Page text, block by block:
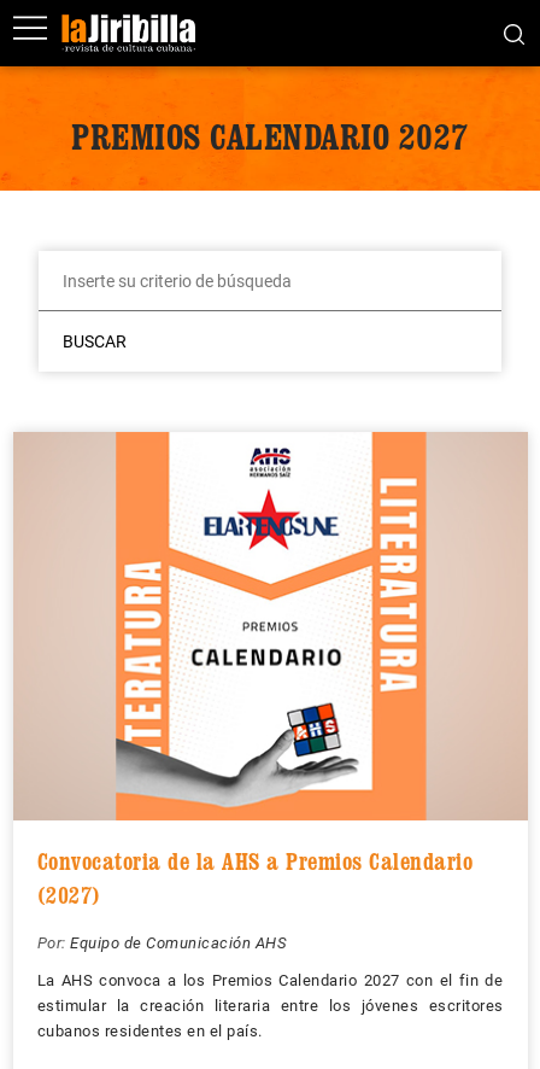
PREMIOS CALENDARIO 2027
BUSCAR
Convocatoria de la AHS a Premios Calendario
(2027)
Por: Equipo de Comunicación AHS
La AHS convoca a los Premios Calendario 2027 con el fin de
estimular la creación literaria entre los jóvenes escritores
cubanos residentes en el país.